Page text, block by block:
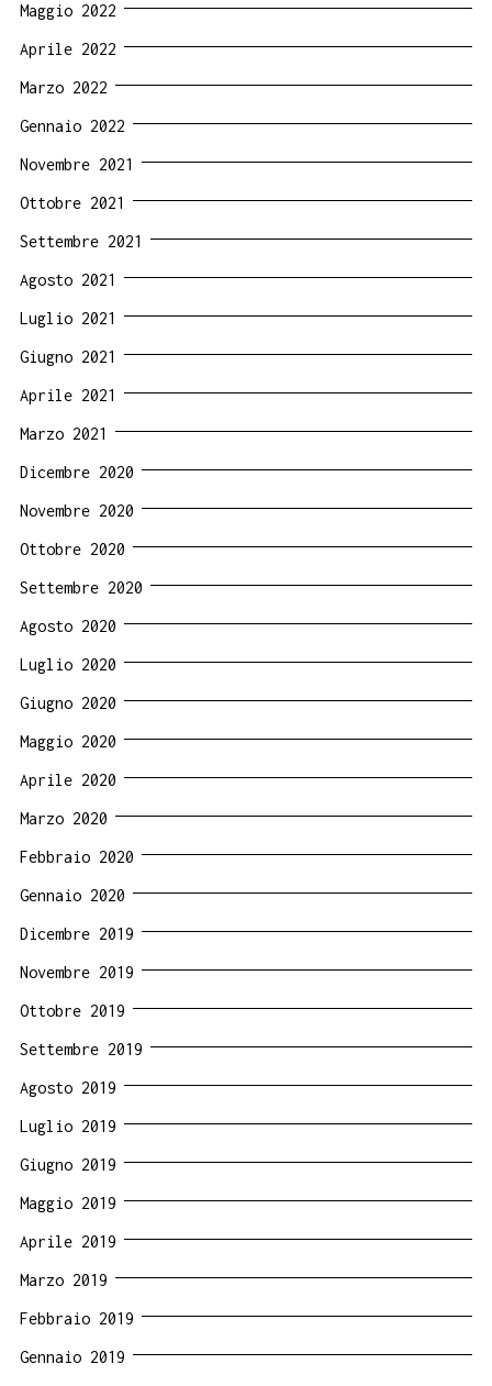
Maggio 2022
Aprile 2022
Marzo 2022
Gennaio 2022
Novembre 2021
Ottobre 2021
Settembre 2021
Agosto 2021
Luglio 2021
Giugno 2021
Aprile 2021
Marzo 2021
Dicembre 2020
Novembre 2020
Ottobre 2020
Settembre 2020
Agosto 2020
Luglio 2020
Giugno 2020
Maggio 2020
Aprile 2020
Marzo 2020
Febbraio 2020
Gennaio 2020
Dicembre 2019
Novembre 2019
Ottobre 2019
Settembre 2019
Agosto 2019
Luglio 2019
Giugno 2019
Maggio 2019
Aprile 2019
Marzo 2019
Febbraio 2019
Gennaio 2019